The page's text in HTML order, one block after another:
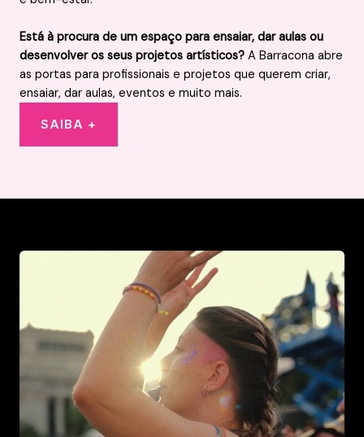
Está à procura de um espaço para ensaiar, dar aulas ou
desenvolver os seus projetos artísticos? A Barracona abre
as portas para profissionais e projetos que querem criar,
ensaiar, dar aulas, eventos e muito mais.
SAIBA +